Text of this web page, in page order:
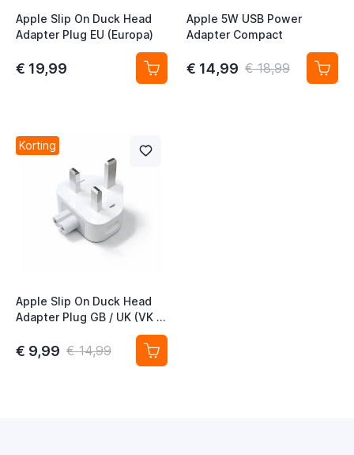
Apple Slip On Duck Head
Adapter Plug EU (Europa)
€ 19,99
Apple 5W USB Power
Adapter Compact
€ 14,99 € 18,99
Korting
Apple Slip On Duck Head
Adapter Plug GB / UK (VK /
€ 9,99 € 14,99